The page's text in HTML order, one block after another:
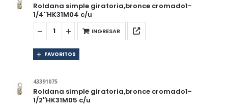
Roldana simple giratoria,bronce cromado1-
1/4″HK31M04 c/u
INGRESAR
FAVORITOS
43391075
Roldana simple giratoria,bronce cromado1-
1/2″HK31M05 c/u